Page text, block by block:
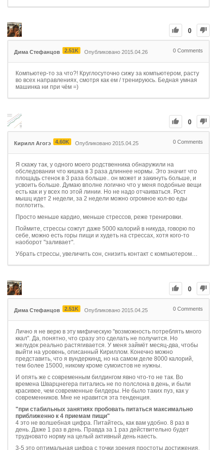
0
Дима Стефанцов 2.51K Опубликовано 2015.04.26 0 Comments
Компьютер-то за что?! Круглосуточно сижу за компьютером, расту
во всех направлениях, смотря как ем / тренируюсь. Бедная умная
машинка ни при чём =)
0
Кирилл Агогэ 4.60K Опубликовано 2015.04.25 0 Comments
Я скажу так, у одного моего родственника обнаружили на
обследовании что кишка в 3 раза длиннее нормы. Это значит что
площадь стенок в 3 раза больше.. он может и закинуть больше, и
усвоить больше. Думаю вполне логично что у меня подобные вещи
есть как и у всех по этой линии. Но не надо отчаиваться. Рост
мышц идет 2 недели, за 2 недели можно огромное кол-во еды
поглотить.
Просто меньше кардио, меньше стрессов, реже тренировки.
Поймите, стрессы сожгут даже 5000 калорий в никуда, говорю по
себе, можно есть горы пищи и худеть на стрессах, хотя кого-то
наоборот "заливает".
Убрать стрессы, увеличить сон, снизить контакт с компьютером…
0
Дима Стефанцов 2.51K Опубликовано 2015.04.25 0 Comments
Лично я не верю в эту мифическую "возможность потреблять много
ккал". Да, понятно, что сразу это сделать не получится. Но
желудок реально растягивается. У меня займёт месяц-два, чтобы
выйти на уровень, описанный Кириллом. Конечно можно
представить, что я вундеркинд, но на самом деле 8000 калорий,
тем более 15000, никому кроме сумоистов не нужны.
И опять же с современным билдингом явно что-то не так. Во
времена Шварцнегера питались не по полслона в день, и были
красивее, чем современные билдеры. Не было таких пуз, как у
современников. Мне не нравится эта тенденция.
"при стабильных занятиях пробовать питаться максимально
приближенно к 4 приемам пищи"
4 это не волшебная цифра. Питайтесь, как вам удобно. 8 раз в
день. Даже 1 раз в день. Правда за 1 раз действительно будет
трудновато норму на целый активный день наесть.
3-5 это оптимальная цифра с точки зрения простоты достижения,